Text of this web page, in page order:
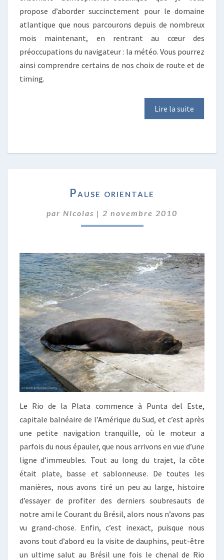
propose d’aborder succinctement pour le domaine
atlantique que nous parcourons depuis de nombreux
mois maintenant, en rentrant au cœur des
préoccupations du navigateur : la météo. Vous pourrez
ainsi comprendre certains de nos choix de route et de
timing.
Lire la suite
ORIENTALE
Pause orientale
par Nicolas | 2 novembre 2010
Le Rio de la Plata commence à Punta del Este,
capitale balnéaire de l’Amérique du Sud, et c’est après
une petite navigation tranquille, où le moteur a
parfois du nous épauler, que nous arrivons en vue d’une
ligne d’immeubles. Tout au long du trajet, la côte
était plate, basse et sablonneuse. De toutes les
manières, nous avons tiré un peu au large, histoire
d’essayer de profiter des derniers soubresauts de
notre ami le Courant du Brésil, alors nous n’avons pas
vu grand-chose. Enfin, c’est inexact, puisque nous
avons tout d’abord eu la visite de dauphins, peut-être
un ultime salut au Brésil une fois le chenal de Rio